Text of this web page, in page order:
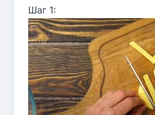
Шаг 1: